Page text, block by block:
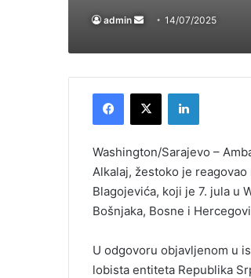
admin
Send14/07/2025
Washington/Sarajevo –
Alkalaj, žestoko je
Blagojevića, koji je 7. jula u
Bošnjaka, Bosne i
U odgovoru objavljenom u
lobista entiteta Republika